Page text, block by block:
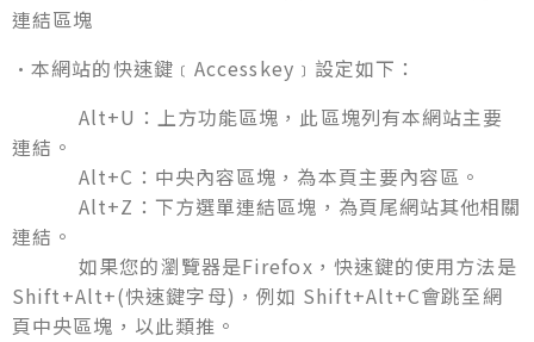
連結區塊
•本網站的快速鍵﹝Accesskey﹞設定如下：
Alt+U：上方功能區塊，此區塊列有本網站主要
連結。
Alt+C：中央內容區塊，為本頁主要內容區。
Alt+Z：下方選單連結區塊，為頁尾網站其他相關
連結。
如果您的瀏覽器是Firefox，快速鍵的使用方法是
Shift+Alt+(快速鍵字母)，例如 Shift+Alt+C會跳至網
頁中央區塊，以此類推。